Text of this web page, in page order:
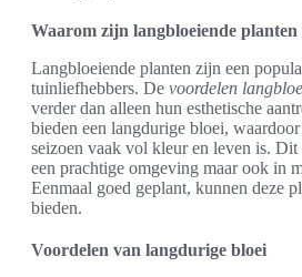
Waarom zijn langbloeiende
Langbloeiende planten zijn een
tuinliefhebbers. De voordelen
verder dan alleen hun esthetische
bieden een langdurige bloei,
seizoen vaak vol kleur en leven is. Dit
een prachtige omgeving maar ook in
Eenmaal goed geplant, kunnen deze
bieden.
Voordelen van langdurige bloei